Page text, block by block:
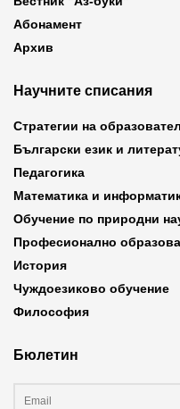
Абонамент
Архив
Научните списания
Стратегии на
Български език и
Педагогика
Математика и
Обучение по природни
Професионално
История
Чуждоезиково обучение
Философия
Бюлетин